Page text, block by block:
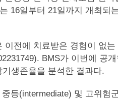
16일부터 21일까지 개최되
이전에 치료받은 경험이 없
BMS가 이번에 공
생존율을 분석한 결과다.
등(intermediate) 및 고위험